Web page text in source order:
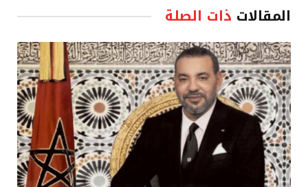
المقالات ذات الصلة